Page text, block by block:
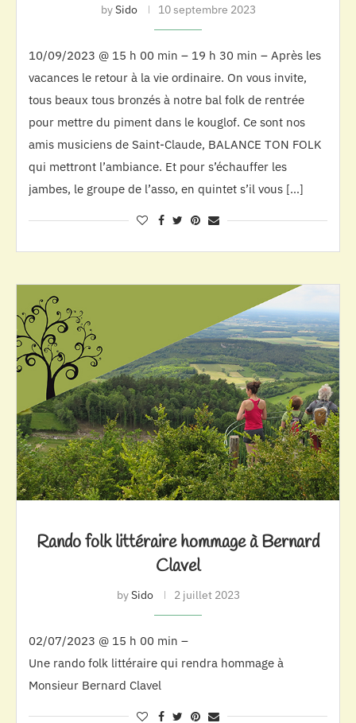
bySido 10 septembre 2023
10/09/2023 @ 15 h 00 min – 19 h 30 min – Après les
vacances le retour à la vie ordinaire. On vous invite,
tous beaux tous bronzés à notre bal folk de rentrée
pour mettre du piment dans le kouglof. Ce sont nos
amis musiciens de Saint-Claude, BALANCE TON FOLK
qui mettront l’ambiance. Et pour s’échauffer les
jambes, le groupe de l’asso, en quintet s’il vous […]
Rando folk littéraire hommage à Bernard
Clavel
bySido 2 juillet 2023
02/07/2023 @ 15 h 00 min –
Une rando folk littéraire qui rendra hommage à
Monsieur Bernard Clavel